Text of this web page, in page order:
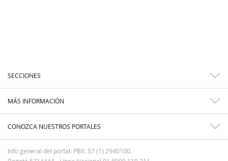
SECCIONES
MÁS INFORMACIÓN
CONOZCA NUESTROS PORTALES
Info general del portal: PBX: 57 (1) 2940100.